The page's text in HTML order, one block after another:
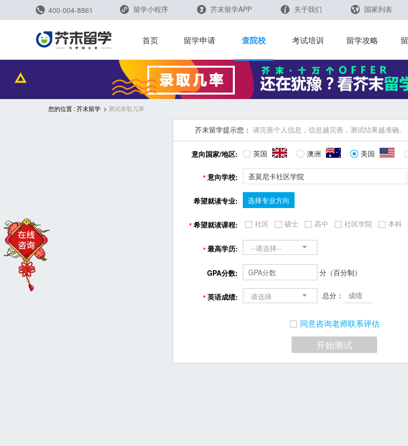
400-004-8861 留学小程序
留学评测
留学规划助手
芥末留学APP 关于我们
国家列表
英国
新加坡
澳大利亚
中国香港
首页 留学申请 查院校 考试培训 留学攻略
您的位置 :芥末留学 测试录取几率
芥末留学提示您： 请完善个人信息，信息越完善，测试结果越准确。
意向国家/地区: 英国 澳洲 美国
* 意向学校:
希望就读专业: 选择专业方向
* 希望就读课程: 社区 硕士 高中 社区学院 本科
* 最高学历: --请选择--
GPA分数: 分（百分制）
* 英语成绩: 请选择 总分：
同意咨询老师联系评估